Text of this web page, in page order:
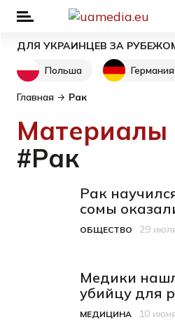
ДЛЯ УКРАИНЦЕВ ЗА
Польша
Германия
Главная Рак
Материалы
#Рак
Рак
сомы
Категория
ОБЩЕСТВО
Дата 29
Медики
убийцу для
Категория
МЕДИЦИНА
Дата 10